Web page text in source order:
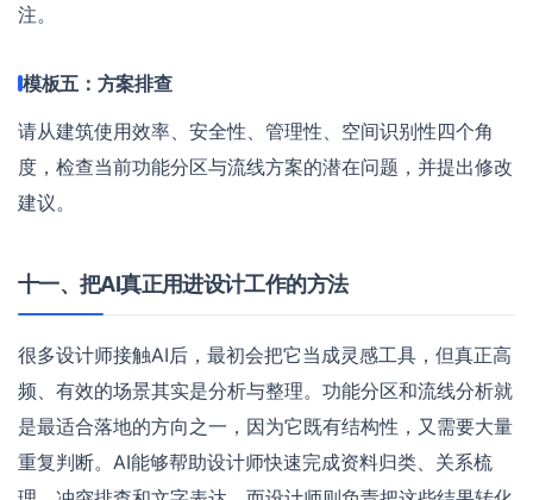
注。
模板五：方案排查
请从建筑使用效率、安全性、管理性、空间识别性四个角
度，检查当前功能分区与流线方案的潜在问题，并提出修改
建议。
十一、把AI真正用进设计工作的方法
很多设计师接触AI后，最初会把它当成灵感工具，但真正高
频、有效的场景其实是分析与整理。功能分区和流线分析就
是最适合落地的方向之一，因为它既有结构性，又需要大量
重复判断。AI能够帮助设计师快速完成资料归类、关系梳